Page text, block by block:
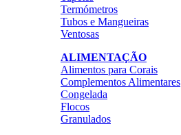
Termómetros
Tubos e Mangueiras
Ventosas
ALIMENTAÇÃO
Alimentos para Corais
Complementos Alimentares
Congelada
Flocos
Granulados